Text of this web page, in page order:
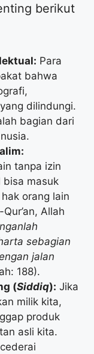
berikut
Para
bahwa
dilindungi.
bagian dari
tanpa izin
bisa masuk
orang lain
Allah
sebagian
jalan
188).
(Siddiq): Jika
milik kita,
produk
asli kita.